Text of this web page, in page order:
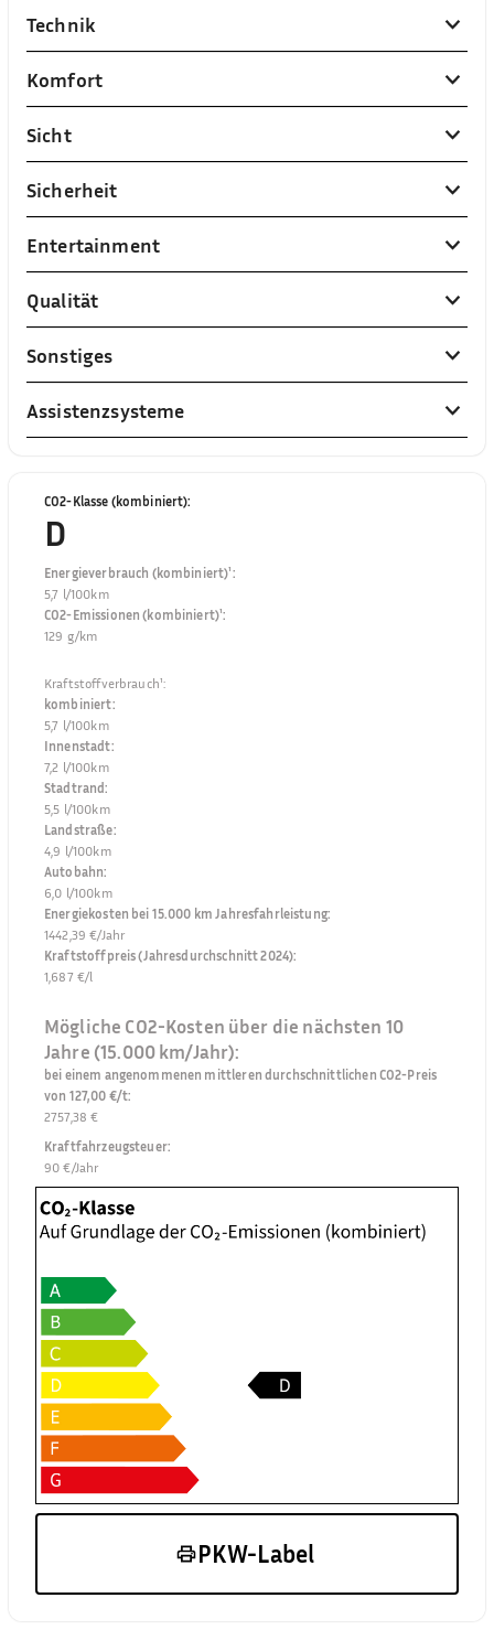
Technik
Komfort
Sicht
Sicherheit
Entertainment
Qualität
Sonstiges
Assistenzsysteme
CO2-Klasse (kombiniert):
D
Energieverbrauch (kombiniert)¹:
5,7 l/100km
CO2-Emissionen (kombiniert)¹:
129 g/km
Kraftstoffverbrauch¹:
kombiniert:
5,7 l/100km
Innenstadt:
7,2 l/100km
Stadtrand:
5,5 l/100km
Landstraße:
4,9 l/100km
Autobahn:
6,0 l/100km
Energiekosten bei 15.000 km Jahresfahrleistung:
1442,39 €/Jahr
Kraftstoffpreis (Jahresdurchschnitt 2024):
1,687 €/l
Mögliche CO2-Kosten über die nächsten 10
Jahre (15.000 km/Jahr):
bei einem angenommenen mittleren durchschnittlichen CO2-Preis
von 127,00 €/t:
2757,38 €
Kraftfahrzeugsteuer:
90 €/Jahr
PKW-Label